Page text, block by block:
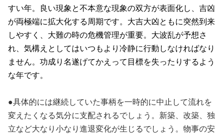
すい年。良い現象と不本意な現象の双方が表面化し、吉凶
が両極端に拡大化する周期です。大吉大凶ともに突然到来
しやすく、大難の時の危機管理が重要。大波乱が予想さ
れ、気構えとしてはいつもより冷静に行動しなければなり
ません。功成り名遂げてかえって目標を失ったりするよう
な年です。
●具体的には継続していた事柄を一時的に中止して流れを
変えたくなる気分に支配されるでしょう。新築、改築、独
立など大なり小なり進退変化が生じるでしょう。物事の安